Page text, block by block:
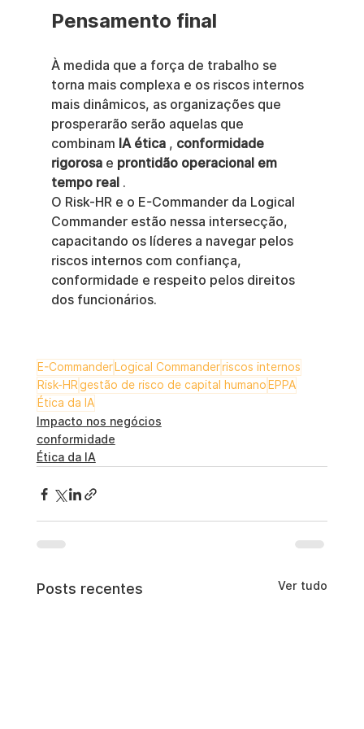
Pensamento final
À medida que a força de trabalho se
torna mais complexa e os riscos internos
mais dinâmicos, as organizações que
prosperarão serão aquelas que
combinam IA ética , conformidade
rigorosa e prontidão operacional em
tempo real .
O Risk-HR e o E-Commander da Logical
Commander estão nessa intersecção,
capacitando os líderes a navegar pelos
riscos internos com confiança,
conformidade e respeito pelos direitos
dos funcionários.
E-Commander Logical Commander riscos internos
Risk-HR gestão de risco de capital humano EPPA
Ética da IA
Impacto nos negócios
conformidade
Ética da IA
Posts recentes Ver tudo